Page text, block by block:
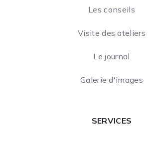
Les conseils
Visite des ateliers
Le journal
Galerie d'images
SERVICES